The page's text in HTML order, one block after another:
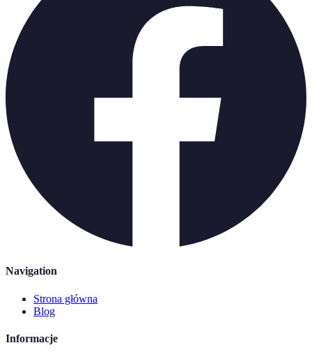
Navigation
Strona główna
Blog
Informacje